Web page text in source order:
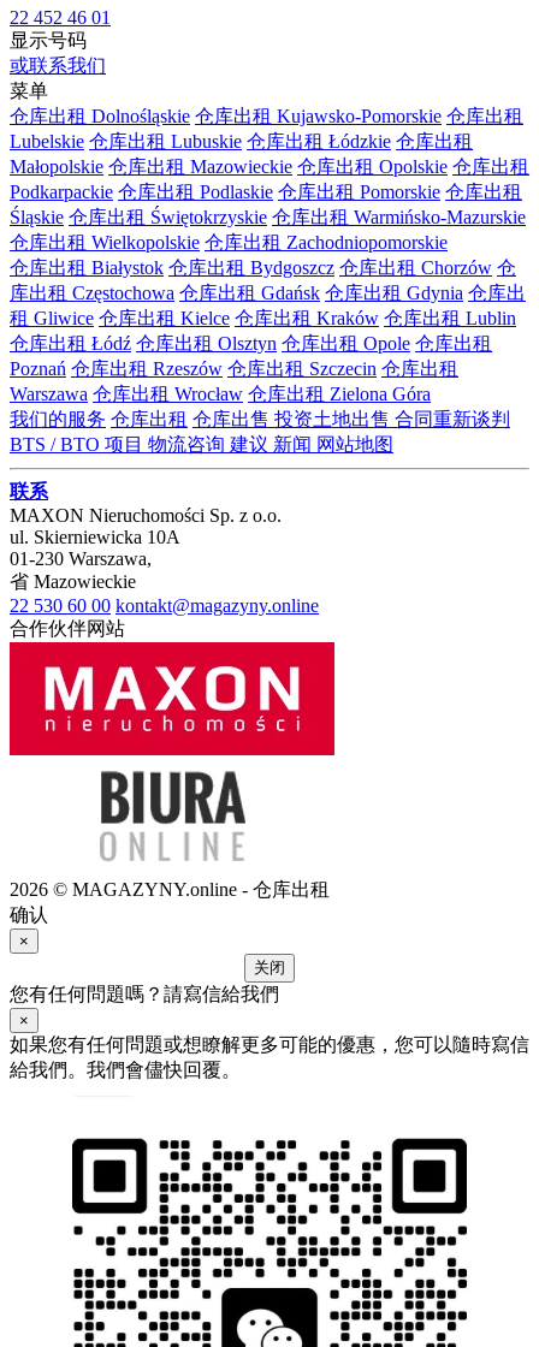
22 452 46 01
显示号码
或联系我们
菜单
仓库出租 Dolnośląskie 仓库出租 Kujawsko-Pomorskie 仓库出租
Lubelskie 仓库出租 Lubuskie 仓库出租 Łódzkie 仓库出租
Małopolskie 仓库出租 Mazowieckie 仓库出租 Opolskie 仓库出租
Podkarpackie 仓库出租 Podlaskie 仓库出租 Pomorskie 仓库出租
Śląskie 仓库出租 Świętokrzyskie 仓库出租 Warmińsko-Mazurskie
仓库出租 Wielkopolskie 仓库出租 Zachodniopomorskie
仓库出租 Białystok 仓库出租 Bydgoszcz 仓库出租 Chorzów 仓
库出租 Częstochowa 仓库出租 Gdańsk 仓库出租 Gdynia 仓库出
租 Gliwice 仓库出租 Kielce 仓库出租 Kraków 仓库出租 Lublin
仓库出租 Łódź 仓库出租 Olsztyn 仓库出租 Opole 仓库出租
Poznań 仓库出租 Rzeszów 仓库出租 Szczecin 仓库出租
Warszawa 仓库出租 Wrocław 仓库出租 Zielona Góra
我们的服务 仓库出租 仓库出售 投资土地出售 合同重新谈判
BTS / BTO 项目 物流咨询 建议 新闻 网站地图
联系
MAXON Nieruchomości Sp. z o.o.
ul. Skierniewicka 10A
01-230 Warszawa,
省 Mazowieckie
22 530 60 00 kontakt@magazyny.online
合作伙伴网站
2026 © MAGAZYNY.online - 仓库出租
确认
×
关闭
您有任何問題嗎？請寫信給我們
×
如果您有任何問題或想瞭解更多可能的優惠，您可以隨時寫信
給我們。我們會儘快回覆。